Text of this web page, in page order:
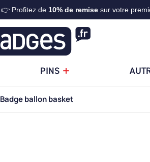
👉 Profitez de 10% de remisesur votre
PINS
Badge ballon basket